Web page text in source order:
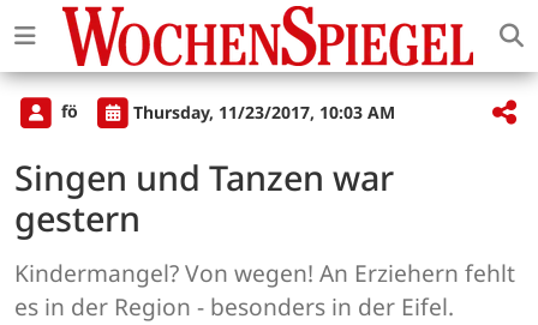
fö Thursday, 11/23/2017, 10:03 AM
Singen und Tanzen war
gestern
Kindermangel? Von wegen! An Erziehern fehlt
es in der Region - besonders in der Eifel.